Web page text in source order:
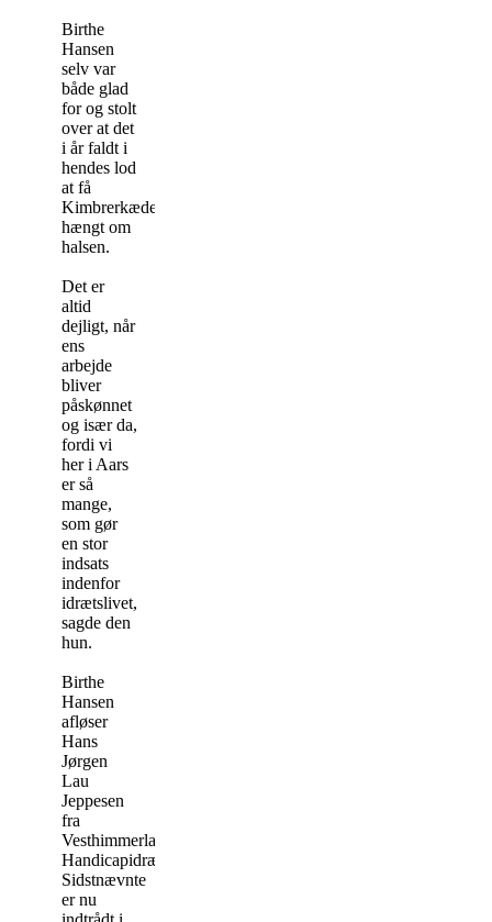
Birthe
Hansen
selv var
både glad
for og stolt
over at det
i år faldt i
hendes lod
at få
Kimbrerkæden
hængt om
halsen.
Det er
altid
dejligt, når
ens
arbejde
bliver
påskønnet
og især da,
fordi vi
her i Aars
er så
mange,
som gør
en stor
indsats
indenfor
idrætslivet,
sagde den
hun.
Birthe
Hansen
afløser
Hans
Jørgen
Lau
Jeppesen
fra
Vesthimmerlands
Handicapidræt.
Sidstnævnte
er nu